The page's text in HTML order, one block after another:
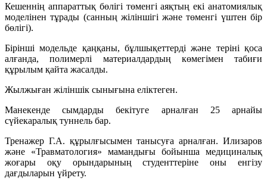
Кешеннің аппараттық бөлігі төменгі аяқтың екі анатомиялық
моделінен тұрады (санның жіліншігі және төменгі үштен бір
бөлігі).
Бірінші модельде қаңқаны, бұлшықеттерді және теріні қоса
алғанда, полимерлі материалдардың көмегімен табиғи
құрылым қайта жасалды.
Жылжыған жіліншік сынығына еліктеген.
Манекенде сымдарды бекітуге арналған 25 арнайы
сүйекаралық туннель бар.
Тренажер Г.А. құрылғысымен танысуға арналған. Илизаров
және «Травматология» мамандығы бойынша медициналық
жоғары оқу орындарының студенттеріне оны енгізу
дағдыларын үйрету.